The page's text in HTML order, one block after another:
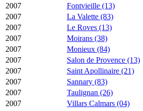
2007
Fontvieille (13)
2007
La Valette (83)
2007
Le Roves (13)
2007
Moirans (38)
2007
Monieux (84)
2007
Salon de Provence (13)
2007
Saint Apollinaire (21)
2007
Sannary (83)
2007
Taulignan (26)
2007
Villars Calmars (04)